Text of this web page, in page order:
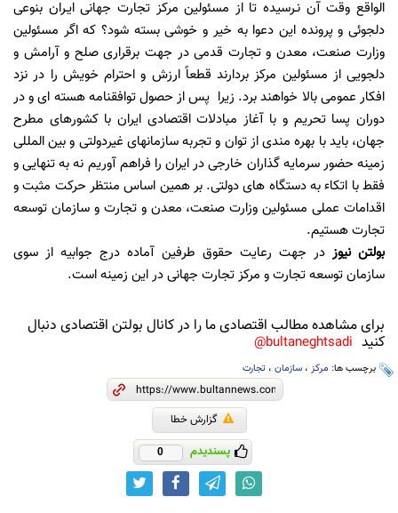
الواقع وقت آن نـرسیده تا از مسئولین مرکز تجارت جهانی ایـران بنوعی
دلجوئی و پرونده این دعوا به خیر و خوشی بسته شود؟ که اگر مسئولین
وزارت صنعت، معدن و تجارت قدمی در جهت برقراری صلح و آرامش و
دلجویی از مسئولین مرکز بردارند قطعاً ارزش و احترام خویش را در نزد
افکار عمومی بالا خواهند برد. زیرا پس از حصول توافقنامه هسته ای و در
دوران پسا تحریم و با آغاز مبادلات اقتصادی ایران با کشورهای مطرح
جهان، باید با بهره مندی از توان و تجربه سازمانهای غیردولتی و بین المللی
زمینه حضور سرمایه گذاران خارجی در ایران را فراهم آوریم نه به تنهایی و
فقط با اتکاء به دستگاه های دولتی. بر همین اساس منتظر حرکت مثبت و
اقدامات عملی مسئولین وزارت صنعت، معدن و تجارت و سازمان توسعه
تجارت هستیم.
بولتن نیوز در جهت رعایت حقوق طرفین آماده درج جوابیه از سوی
سازمان توسعه تجارت و مرکز تجارت جهانی در این زمینه است.
برای مشاهده مطالب اقتصادی ما را در کانال بولتن اقتصادی دنبال
کنید bultaneghtsadi@
برچسب ها: مرکز ، سازمان ، تجارت
گزارش خطا
پسندیدم 0